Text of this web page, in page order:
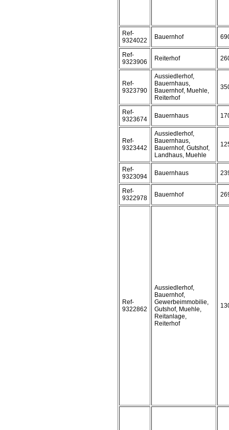
Ref-
9324022
Bauernhof
Ref-
9323906
Reiterhof
Ref-
9323790
Aussiedlerhof,
Bauernhaus,
Bauernhof, Muehle,
Reiterhof
Ref-
9323674
Bauernhaus
Ref-
9323442
Aussiedlerhof,
Bauernhaus,
Bauernhof, Gutshof,
Landhaus, Muehle
Ref-
9323094
Bauernhaus
Ref-
9322978
Bauernhof
Ref-
9322862
Aussiedlerhof,
Bauernhof,
Gewerbeimmobilie,
Gutshof, Muehle,
Reitanlage,
Reiterhof